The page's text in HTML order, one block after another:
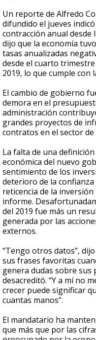
Un reporte de Alfredo
difundido el jueves
contracción anual desde
dijo que la economía
tasas anualizadas
desde el cuarto
2019, lo que cumple con
El cambio de gobierno
demora en el
administración
grandes proyectos de
contratos en el sector
La falta de una
económica del nuevo
sentimiento de los
deterioro de la
reticencia de la inversión
informe.
del 2019 fue más un
generada por las
externos.
“Tengo otros datos”,
sus frases favoritas
genera dudas sobre sus
desacreditó. “Y a mí no
crecer puede significar
cuantas manos”.
El mandatario ha
que más que por las